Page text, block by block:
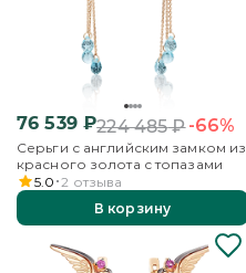
76 539₽224 485₽-66%
Серьги с английским замком из
красного золота с топазами
5.0 2 отзыва
В корзину